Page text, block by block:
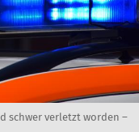
schwer verletzt worden –